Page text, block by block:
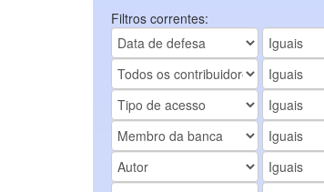
Filtros correntes: